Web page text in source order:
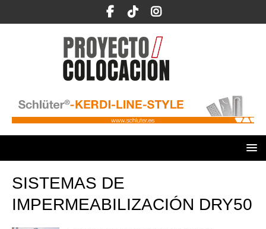
SISTEMAS DE
IMPERMEABILIZACIÓN DRY50